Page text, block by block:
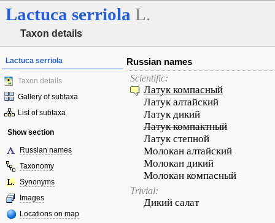
Lactuca serriola L.
Taxon details
Lactuca serriola
Taxon details
Gallery of subtaxa
List of subtaxa
Show section
Russian names
Taxonomy
Synonyms
Images
Locations on map
Russian names
Scientific:
Латук компасный
Латук алтайский
Латук дикий
Латук компактный
Латук степной
Молокан алтайский
Молокан дикий
Молокан компасный
Trivial:
Дикий салат